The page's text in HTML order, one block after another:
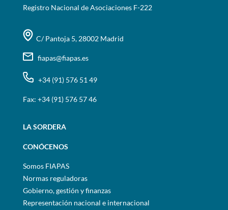
Registro Nacional de Asociaciones F-222
C/ Pantoja 5, 28002 Madrid
fiapas@fiapas.es
+34 (91) 576 51 49
Fax: +34 (91) 576 57 46
LA SORDERA
CONÓCENOS
Somos FIAPAS
Normas reguladoras
Gobierno, gestión y finanzas
Representación nacional e internacional